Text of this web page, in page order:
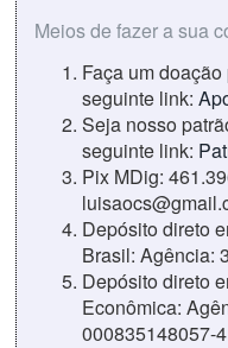
Meios de fazer a sua
Faça um
seguinte link:
Seja nosso
seguinte link:
Pix MDig:
Depósito direto
Brasil: Agência:
Depósito direto
Econômica:
000835148057-